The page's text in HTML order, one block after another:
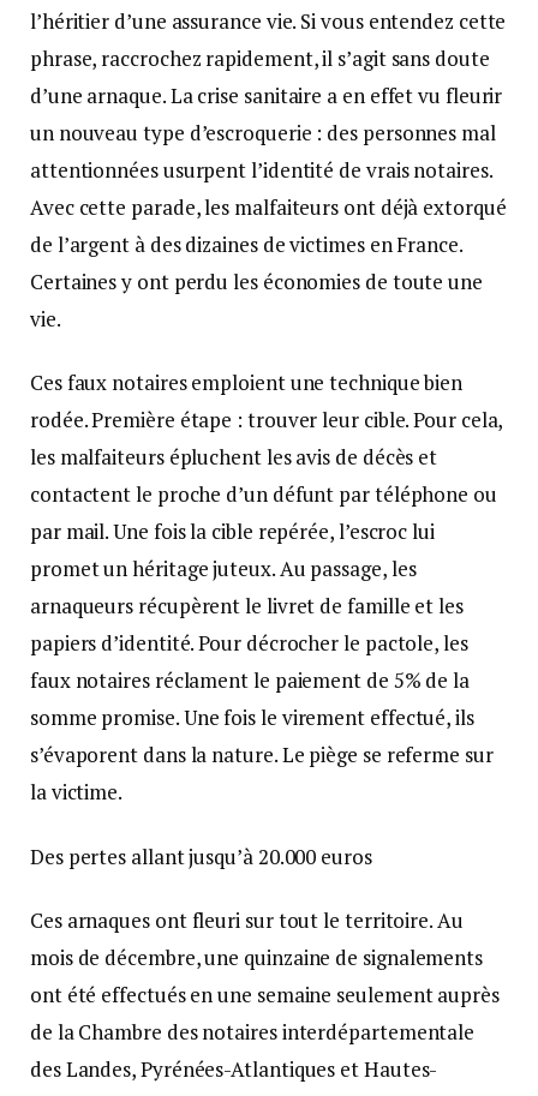
l’héritier d’une assurance vie. Si vous entendez cette
phrase, raccrochez rapidement, il s’agit sans doute
d’une arnaque. La crise sanitaire a en effet vu fleurir
un nouveau type d’escroquerie : des personnes mal
attentionnées usurpent l’identité de vrais notaires.
Avec cette parade, les malfaiteurs ont déjà extorqué
de l’argent à des dizaines de victimes en France.
Certaines y ont perdu les économies de toute une
vie.
Ces faux notaires emploient une technique bien
rodée. Première étape : trouver leur cible. Pour cela,
les malfaiteurs épluchent les avis de décès et
contactent le proche d’un défunt par téléphone ou
par mail. Une fois la cible repérée, l’escroc lui
promet un héritage juteux. Au passage, les
arnaqueurs récupèrent le livret de famille et les
papiers d’identité. Pour décrocher le pactole, les
faux notaires réclament le paiement de 5% de la
somme promise. Une fois le virement effectué, ils
s’évaporent dans la nature. Le piège se referme sur
la victime.
Des pertes allant jusqu’à 20.000 euros
Ces arnaques ont fleuri sur tout le territoire. Au
mois de décembre, une quinzaine de signalements
ont été effectués en une semaine seulement auprès
de la Chambre des notaires interdépartementale
des Landes, Pyrénées-Atlantiques et Hautes-